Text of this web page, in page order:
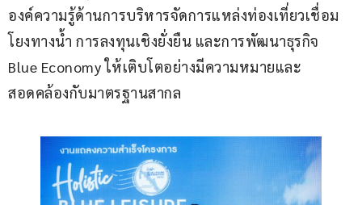
องค์ความรู้ด้านการบริหารจัดการแหล่งท่องเที่ยวเชื่อม
โยงทางน้ำ การลงทุนเชิงยั่งยืน และการพัฒนาธุรกิจ
Blue Economy ให้เติบโตอย่างมีความหมายและ
สอดคล้องกับมาตรฐานสากล